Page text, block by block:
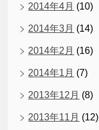
2014年4月 (10)
2014年3月 (14)
2014年2月 (16)
2014年1月 (7)
2013年12月 (8)
2013年11月 (12)